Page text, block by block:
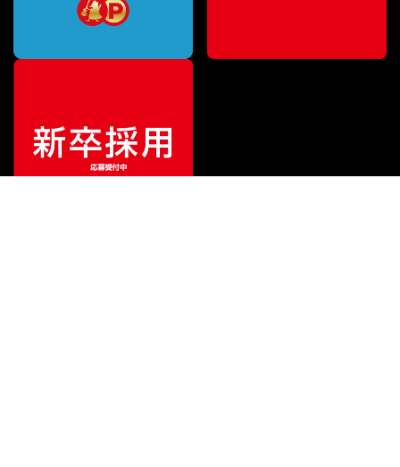
販売価格¥41,800（税込）